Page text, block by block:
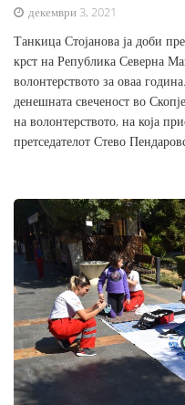
декември 3, 2021
Танкица Стојанова ја доби
крст на Република Северна
волонтерството за оваа
денешната свеченост во
на волонтерството, на која
претседателот Стево